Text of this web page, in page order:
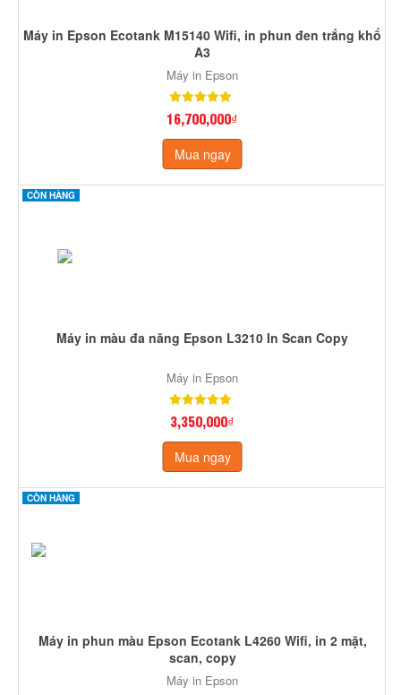
Máy in Epson Ecotank M15140 Wifi, in phun đen trắng khổ
A3
Máy in Epson
16,700,000₫
Mua ngay
CÒN HÀNG
Máy in màu đa năng Epson L3210 In Scan Copy
Máy in Epson
3,350,000₫
Mua ngay
CÒN HÀNG
Máy in phun màu Epson Ecotank L4260 Wifi, in 2 mặt,
scan, copy
Máy in Epson